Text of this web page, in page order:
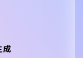
成